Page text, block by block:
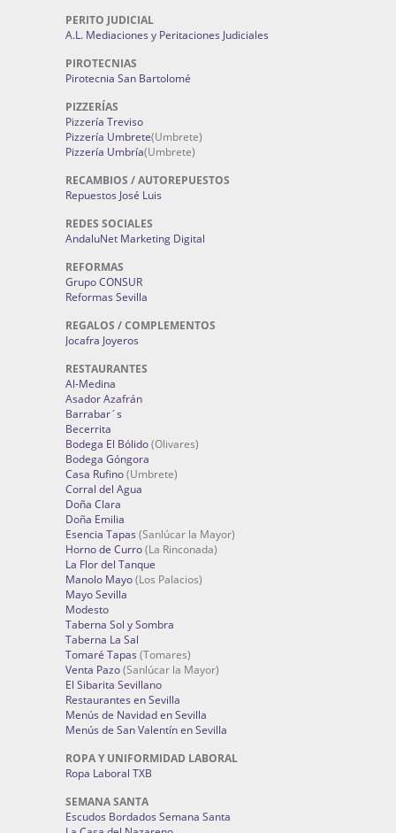
PERITO JUDICIAL
A.L. Mediaciones y Peritaciones Judiciales
PIROTECNIAS
Pirotecnia San Bartolomé
PIZZERÍAS
Pizzería Treviso
Pizzería Umbrete(Umbrete)
Pizzería Umbría(Umbrete)
RECAMBIOS / AUTOREPUESTOS
Repuestos José Luis
REDES SOCIALES
AndaluNet Marketing Digital
REFORMAS
Grupo CONSUR
Reformas Sevilla
REGALOS / COMPLEMENTOS
Jocafra Joyeros
RESTAURANTES
Al-Medina
Asador Azafrán
Barrabar´s
Becerrita
Bodega El Bólido(Olivares)
Bodega Góngora
Casa Rufino(Umbrete)
Corral del Agua
Doña Clara
Doña Emilia
Esencia Tapas (Sanlúcar la Mayor)
Horno de Curro(La Rinconada)
La Flor del Tanque
Manolo Mayo(Los Palacios)
Mayo Sevilla
Modesto
Taberna Sol y Sombra
Taberna La Sal
Tomaré Tapas (Tomares)
Venta Pazo(Sanlúcar la Mayor)
El Sibarita Sevillano
Restaurantes en Sevilla
Menús de Navidad en Sevilla
Menús de San Valentín en Sevilla
ROPA Y UNIFORMIDAD LABORAL
Ropa Laboral TXB
SEMANA SANTA
Escudos Bordados Semana Santa